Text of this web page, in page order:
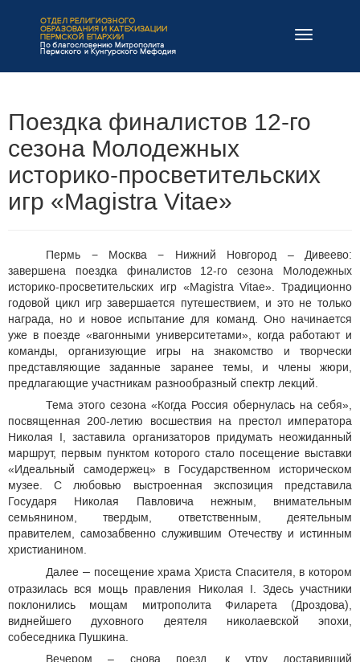
Навигация
Поездка финалистов 12-го
сезона Молодежных
историко-просветительских
игр «Magistra Vitae»
Пермь − Москва − Нижний Новгород – Дивеево:
завершена поездка финалистов 12-го сезона Молодежных
историко-просветительских игр «Magistra Vitae». Традиционно
годовой цикл игр завершается путешествием, и это не только
награда, но и новое испытание для команд. Оно начинается
уже в поезде «вагонными университетами», когда работают и
команды, организующие игры на знакомство и творчески
представляющие заданные заранее темы, и члены жюри,
предлагающие участникам разнообразный спектр лекций.
Тема этого сезона «Когда Россия обернулась на себя»,
посвященная 200-летию восшествия на престол императора
Николая I, заставила организаторов придумать неожиданный
маршрут, первым пунктом которого стало посещение выставки
«Идеальный самодержец» в Государственном историческом
музее. С любовью выстроенная экспозиция представила
Государя Николая Павловича нежным, внимательным
семьянином, твердым, ответственным, деятельным
правителем, самозабвенно служившим Отечеству и истинным
христианином.
Далее –посещение храма Христа Спасителя, в котором
отразилась вся мощь правления Николая I. Здесь участники
поклонились мощам митрополита Филарета (Дроздова),
виднейшего духовного деятеля николаевской эпохи,
собеседника Пушкина.
Вечером – снова поезд, к утру доставивший